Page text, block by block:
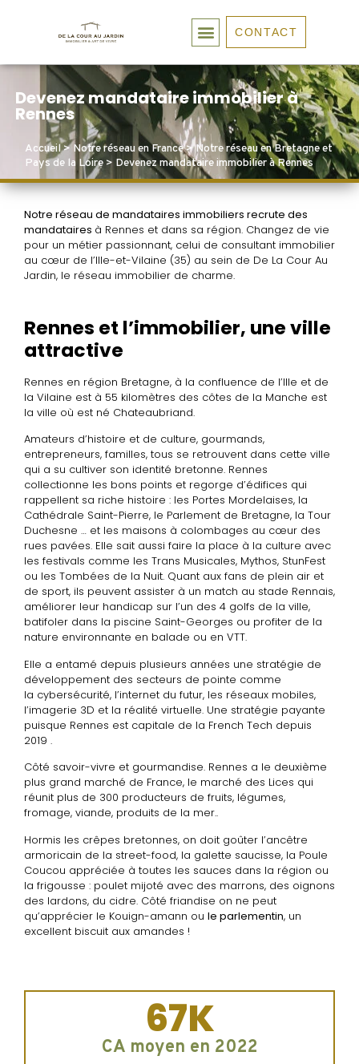
CONTACT
Devenez mandataire immobilier à
Rennes
Accueil>Notre réseau en France>Notre réseau en Bretagne et
Pays de la Loire > Devenez mandataire immobilier à Rennes
Notre réseau de mandataires immobiliers recrute des
mandataires à Rennes et dans sa région. Changez de vie
pour un métier passionnant, celui de consultant immobilier
au cœur de l’Ille-et-Vilaine (35) au sein de De La Cour Au
Jardin, le réseau immobilier de charme.
Rennes et l’immobilier, une ville
attractive
Rennes en région Bretagne, à la confluence de l’Ille et de
la Vilaine est à 55 kilomètres des côtes de la Manche est
la ville où est né Chateaubriand.
Amateurs d’histoire et de culture, gourmands,
entrepreneurs, familles, tous se retrouvent dans cette ville
qui a su cultiver son identité bretonne. Rennes
collectionne les bons points et regorge d’édifices qui
rappellent sa riche histoire : les Portes Mordelaises, la
Cathédrale Saint-Pierre, le Parlement de Bretagne, la Tour
Duchesne … et les maisons à colombages au cœur des
rues pavées. Elle sait aussi faire la place à la culture avec
les festivals comme les Trans Musicales, Mythos, StunFest
ou les Tombées de la Nuit. Quant aux fans de plein air et
de sport, ils peuvent assister à un match au stade Rennais,
améliorer leur handicap sur l’un des 4 golfs de la ville,
batifoler dans la piscine Saint-Georges ou profiter de la
nature environnante en balade ou en VTT.
Elle a entamé depuis plusieurs années une stratégie de
développement des secteurs de pointe comme
la cybersécurité, l’internet du futur, les réseaux mobiles,
l’imagerie 3D et la réalité virtuelle. Une stratégie payante
puisque Rennes est capitale de la French Tech depuis
2019 .
Côté savoir-vivre et gourmandise. Rennes a le deuxième
plus grand marché de France, le marché des Lices qui
réunit plus de 300 producteurs de fruits, légumes,
fromage, viande, produits de la mer..
Hormis les crêpes bretonnes, on doit goûter l’ancêtre
armoricain de la street-food, la galette saucisse, la Poule
Coucou appréciée à toutes les sauces dans la région ou
la frigousse : poulet mijoté avec des marrons, des oignons
des lardons, du cidre. Côté friandise on ne peut
qu’apprécier le Kouign-amann ou le parlementin, un
excellent biscuit aux amandes !
CA moyen en 2022
67K